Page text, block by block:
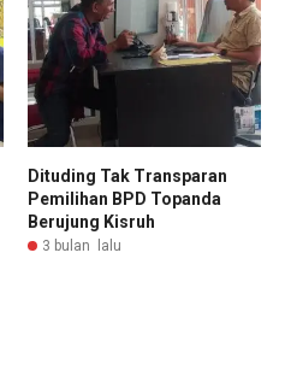
Dituding Tak Transparan
Pemilihan BPD Topanda
Berujung Kisruh
3 bulan lalu